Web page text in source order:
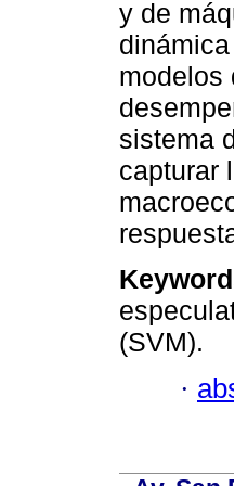
y de
modelos
sistema
capturar
(SVM).
·